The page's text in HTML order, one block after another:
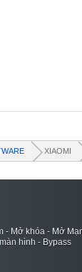
XIAOMI
- Mở khóa - Mở
hình - Bypass